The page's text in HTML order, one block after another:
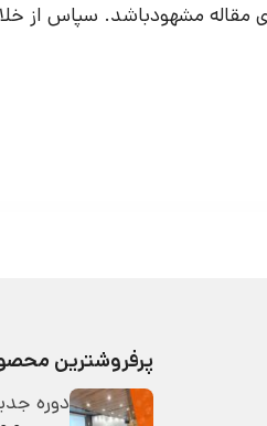
مقاله مشهودباشد. سپاس از
پرفروشترین
دوره